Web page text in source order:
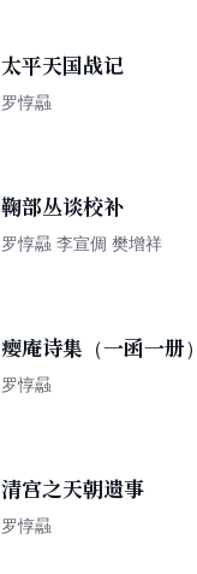
太平天国战记
罗惇曧
鞠部丛谈校补
罗惇曧 李宣倜 樊增祥
瘿庵诗集（一函一册）
罗惇曧
清宫之天朝遗事
罗惇曧